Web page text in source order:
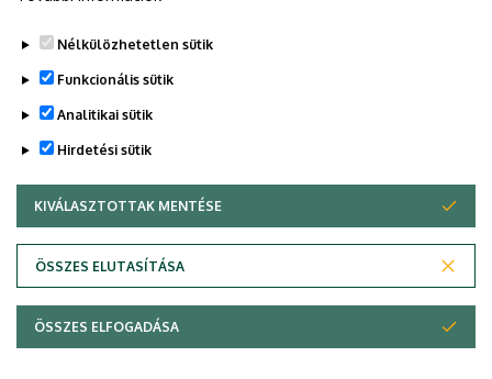
Legutóbbi frissítés: 2025. 11. 03. 16:26
Adatvédelem
Copyright © 2026 Unideb
Nélkülözhetetlen sütik
Funkcionális sütik
Analitikai sütik
Hirdetési sütik
KIVÁLASZTOTTAK MENTÉSE
ÖSSZES ELUTASÍTÁSA
WITHDRAW CONSENT
ÖSSZES ELFOGADÁSA